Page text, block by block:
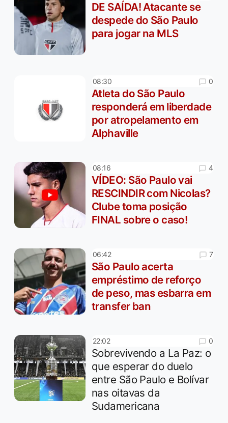
DE SAÍDA! Atacante se
despede do São Paulo
para jogar na MLS
08:30 0
Atleta do São Paulo
responderá em liberdade
por atropelamento em
Alphaville
08:16 4
VÍDEO: São Paulo vai
RESCINDIR com Nicolas?
Clube toma posição
FINAL sobre o caso!
06:42 7
São Paulo acerta
empréstimo de reforço
de peso, mas esbarra em
transfer ban
22:02 0
Sobrevivendo a La Paz: o
que esperar do duelo
entre São Paulo e Bolívar
nas oitavas da
Sudamericana